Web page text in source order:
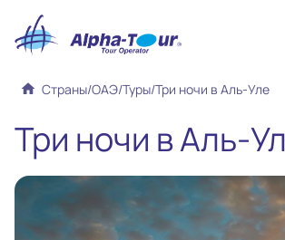
home Страны/ОАЭ/Туры/Три ночи в Аль-Уле
Три ночи в Аль-